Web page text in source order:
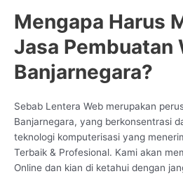
Mengapa Harus
Jasa Pembuatan
Banjarnegara?
Sebab Lentera Web merupakan
Banjarnegara, yang berkonsentrasi
teknologi komputerisasi yang
Terbaik & Profesional. Kami akan
Online dan kian di ketahui dengan
CS
Online